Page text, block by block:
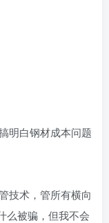
明白钢材成本问题
技术，管所有横向
么被骗，但我不会